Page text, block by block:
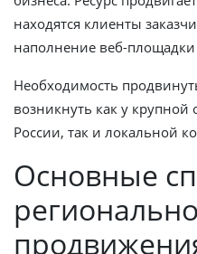
находятся клиенты
наполнение веб-площадки
Необходимость
возникнуть как у крупной
России, так и локальной
Основные